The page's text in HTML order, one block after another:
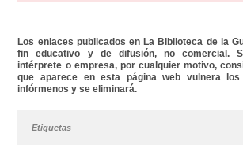
Los enlaces publicados en La Biblioteca de la
fin educativo y de difusión, no comercial.
intérprete o empresa, por cualquier motivo,
que aparece en esta página web vulnera
infórmenos y se eliminará.
Etiquetas